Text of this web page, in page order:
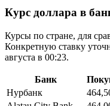
Курс доллара в
Курсы по стране, для
Конкретную ставку
августа в 00:23.
Банк
Нурбанк